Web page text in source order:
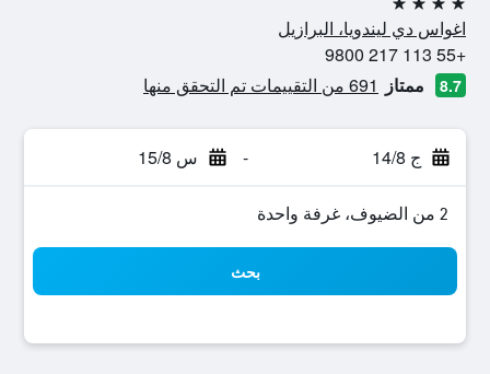
4 نجوم
اغواس دي ليندويا، البرازيل
+55 113 217 9800
8.7 ممتاز 691 من التقييمات تم التحقق منها
ج 14/8 - س 15/8
2 من الضيوف، غرفة واحدة
بحث